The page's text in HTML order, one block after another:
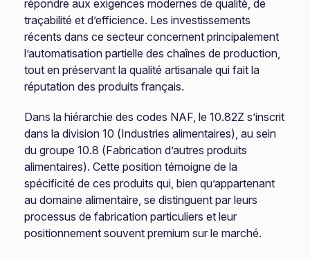
répondre aux exigences modernes de qualité, de
traçabilité et d’efficience. Les investissements
récents dans ce secteur concernent principalement
l’automatisation partielle des chaînes de production,
tout en préservant la qualité artisanale qui fait la
réputation des produits français.
Dans la hiérarchie des codes NAF, le 10.82Z s’inscrit
dans la division 10 (Industries alimentaires), au sein
du groupe 10.8 (Fabrication d’autres produits
alimentaires). Cette position témoigne de la
spécificité de ces produits qui, bien qu’appartenant
au domaine alimentaire, se distinguent par leurs
processus de fabrication particuliers et leur
positionnement souvent premium sur le marché.